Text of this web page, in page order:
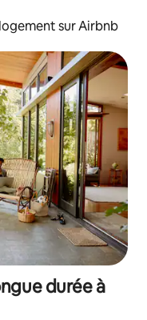
sur Airbnb
durée à